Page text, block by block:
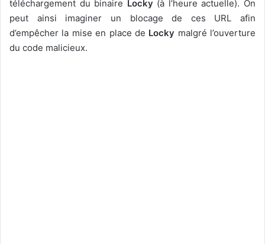
téléchargement du binaire Locky (à l’heure actuelle). On
peut ainsi imaginer un blocage de ces URL afin
d’empêcher la mise en place de Locky malgré l’ouverture
du code malicieux.